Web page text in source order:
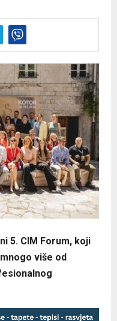
5. CIM Forum, koji
više od